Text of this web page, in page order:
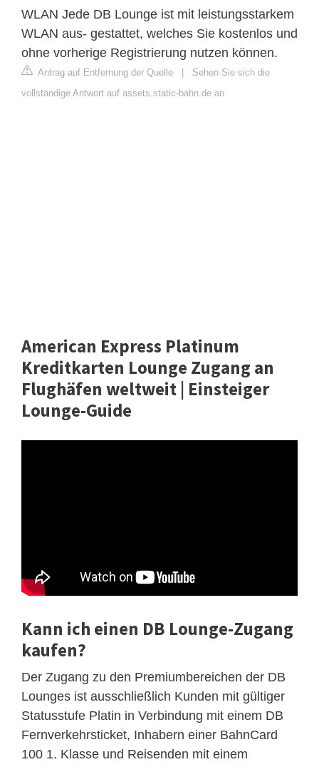
WLAN Jede DB Lounge ist mit leistungsstarkem
WLAN aus- gestattet, welches Sie kostenlos und
ohne vorherige Registrierung nutzen können.
Antrag auf Entfernung der Quelle
Sehen Sie sich die
vollständige Antwort auf assets.static-bahn.de an
American Express Platinum
Kreditkarten Lounge Zugang an
Flughäfen weltweit | Einsteiger
Lounge-Guide
Kann ich einen DB Lounge-Zugang
kaufen?
Der Zugang zu den Premiumbereichen der DB
Lounges ist ausschließlich Kunden mit gültiger
Statusstufe Platin in Verbindung mit einem DB
Fernverkehrsticket, Inhabern einer BahnCard
100 1. Klasse und Reisenden mit einem